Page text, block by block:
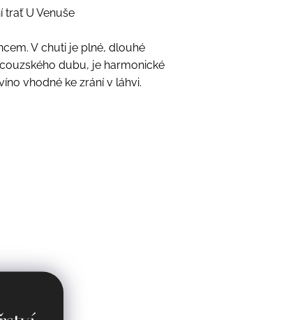
trať U Venuše
V chuti je plné, dlouhé
dubu, je harmonické
vhodné ke zrání v láhvi.